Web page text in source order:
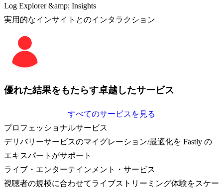
Log Explorer &amp; Insights
実用的なインサイトとのインタラクション
優れた結果をもたらす卓越したサービス
すべてのサービスを見る
プロフェッショナルサービス
デリバリーサービスのマイグレーション/最適化を Fastly の
エキスパートがサポート
ライブ・エンターテインメント・サービス
視聴者の規模に合わせてライブストリーミング体験をスケー